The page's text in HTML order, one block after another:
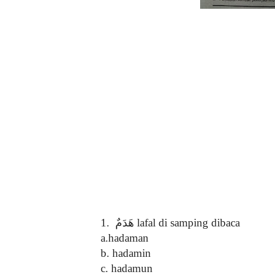
1. هَدَمٌ lafal di samping dibaca
a.hadaman
b. hadamin
c. hadamun